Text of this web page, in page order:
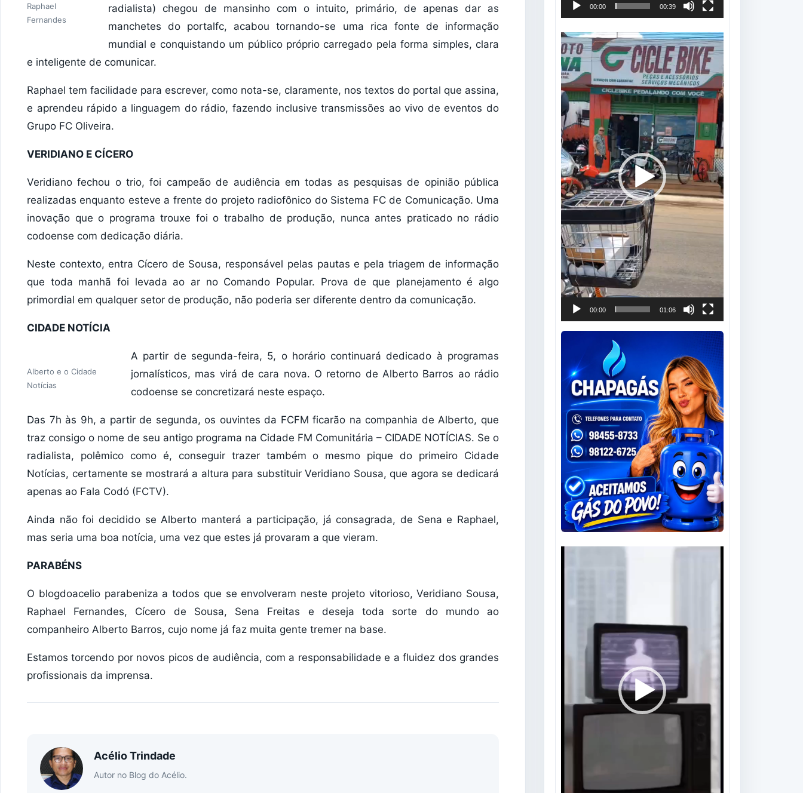
Raphael
Fernandes
radialista) chegou de mansinho com o intuito, primário, de apenas dar as
manchetes do portalfc, acabou tornando-se uma rica fonte de informação
mundial e conquistando um público próprio carregado pela forma simples, clara
e inteligente de comunicar.
Raphael tem facilidade para escrever, como nota-se, claramente, nos textos do portal que assina,
e aprendeu rápido a linguagem do rádio, fazendo inclusive transmissões ao vivo de eventos do
Grupo FC Oliveira.
VERIDIANO E CÍCERO
Veridiano fechou o trio, foi campeão de audiência em todas as pesquisas de opinião pública
realizadas enquanto esteve a frente do projeto radiofônico do Sistema FC de Comunicação. Uma
inovação que o programa trouxe foi o trabalho de produção, nunca antes praticado no rádio
codoense com dedicação diária.
Neste contexto, entra Cícero de Sousa, responsável pelas pautas e pela triagem de informação
que toda manhã foi levada ao ar no Comando Popular. Prova de que planejamento é algo
primordial em qualquer setor de produção, não poderia ser diferente dentro da comunicação.
CIDADE NOTÍCIA
Alberto e o Cidade
Notícias
A partir de segunda-feira, 5, o horário continuará dedicado à programas
jornalísticos, mas virá de cara nova. O retorno de Alberto Barros ao rádio
codoense se concretizará neste espaço.
Das 7h às 9h, a partir de segunda, os ouvintes da FCFM ficarão na companhia de Alberto, que
traz consigo o nome de seu antigo programa na Cidade FM Comunitária – CIDADE NOTÍCIAS. Se o
radialista, polêmico como é, conseguir trazer também o mesmo pique do primeiro Cidade
Notícias, certamente se mostrará a altura para substituir Veridiano Sousa, que agora se dedicará
apenas ao Fala Codó (FCTV).
Ainda não foi decidido se Alberto manterá a participação, já consagrada, de Sena e Raphael,
mas seria uma boa notícia, uma vez que estes já provaram a que vieram.
PARABÉNS
O blogdoacelio parabeniza a todos que se envolveram neste projeto vitorioso, Veridiano Sousa,
Raphael Fernandes, Cícero de Sousa, Sena Freitas e deseja toda sorte do mundo ao
companheiro Alberto Barros, cujo nome já faz muita gente tremer na base.
Estamos torcendo por novos picos de audiência, com a responsabilidade e a fluidez dos grandes
profissionais da imprensa.
Acélio Trindade
Autor no Blog do Acélio.
00:00 00:39
Tocador
de
vídeo
00:00 01:06